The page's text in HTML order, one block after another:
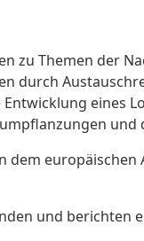
zu Themen der
durch
eines
und
dem
und berichten